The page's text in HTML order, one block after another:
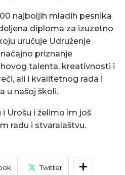
najboljih mladih pesnika
diploma za izuzetno
uručuje Udruženje
priznanje
talenta, kreativnosti i
ali i kvalitetnog rada i
u našoj školi.
Urošu i želimo im još
radu i stvaralaštvu.
Twitter